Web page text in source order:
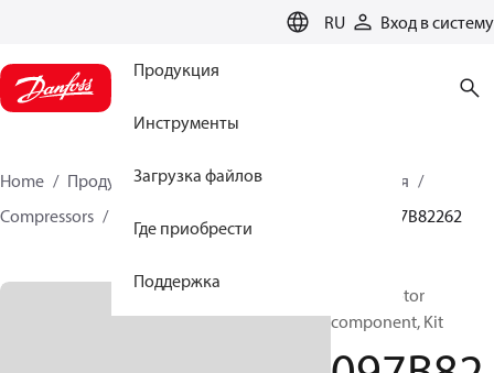
RU Вход в систему
Продукция
Инструменты
Загрузка файлов
Где приобрести
Поддержка
Home Продукция
Решения для теплоснабжения
Compressors
BOCK spare parts and accessories 097B82262
BOCK, Motor
component, Kit